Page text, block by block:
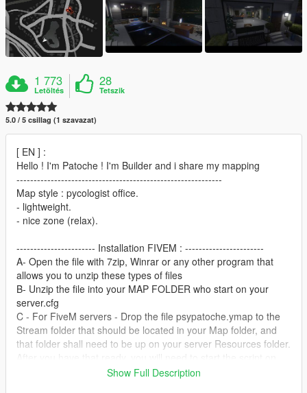
1 773
Letöltés
28
Tetszik
5.0 / 5 csillag (1 szavazat)
[ EN ] :
Hello ! I'm Patoche ! I'm Builder and i share my mapping
------------------------------------------------------------
Map style : pycologist office.
- lightweight.
- nice zone (relax).
----------------------- Installation FIVEM : -----------------------
A- Open the file with 7zip, Winrar or any other program that
allows you to unzip these types of files
B- Unzip the file into your MAP FOLDER who start on your
server.cfg
C - For FiveM servers - Drop the file psypatoche.ymap to the
Stream folder that should be located in your Map folder, and
that folder shall need to be up on your server Resources folder.
your Server.cfg (The name of the script will be the name you
Show Full Description